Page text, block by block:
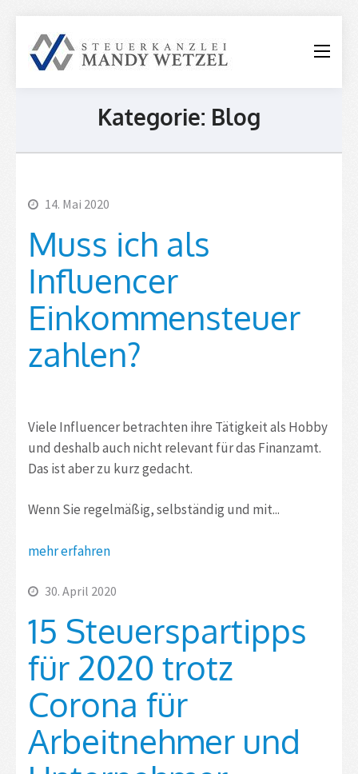
Steuerkanzlei
Kategorie: Blog
14. Mai 2020
Muss ich als
Influencer
Einkommensteuer
zahlen?
Viele Influencer betrachten ihre Tätigkeit als Hobby
und deshalb auch nicht relevant für das Finanzamt.
Das ist aber zu kurz gedacht.
Wenn Sie regelmäßig, selbständig und mit...
mehr erfahren
30. April 2020
15 Steuerspartipps
für 2020 trotz
Corona für
Arbeitnehmer und